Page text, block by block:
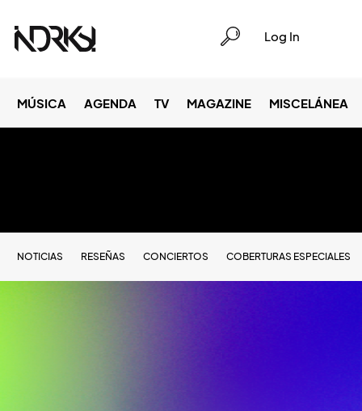
Log In
MÚSICA AGENDA TV MAGAZINE MISCELÁNEA
NOTICIAS RESEÑAS CONCIERTOS COBERTURAS ESPECIALES